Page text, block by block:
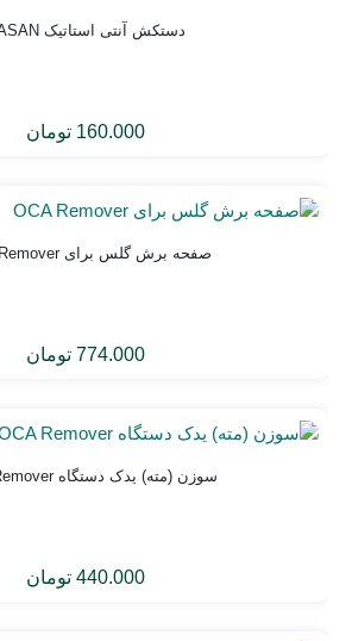
دستکش آنتی استاتیک NASAN
160.000 تومان
صفحه برش گلس برای OCA Remover
774.000 تومان
سوزن (مته) یدک دستگاه OCA Remover
440.000 تومان